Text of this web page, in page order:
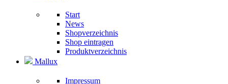
Start
News
Shopverzeichnis
Shop eintragen
Produktverzeichnis
Mallux
Impressum